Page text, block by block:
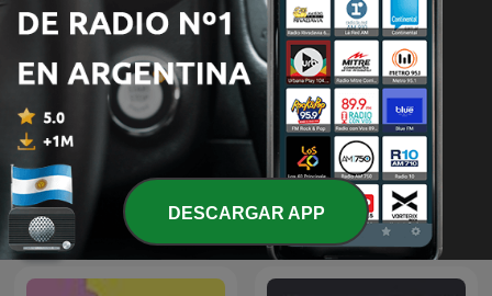
Música Total, Música Para
Piratas redondos
Más podcasts internacionales de Música
DESCARGAR APP